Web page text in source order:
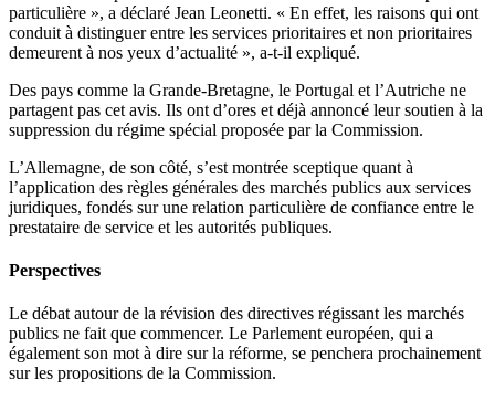
particulière », a déclaré Jean Leonetti. « En effet, les raisons qui ont
conduit à distinguer entre les services prioritaires et non prioritaires
demeurent à nos yeux d’actualité », a-t-il expliqué.
Des pays comme la Grande-Bretagne, le Portugal et l’Autriche ne
partagent pas cet avis. Ils ont d’ores et déjà annoncé leur soutien à la
suppression du régime spécial proposée par la Commission.
L’Allemagne, de son côté, s’est montrée sceptique quant à
l’application des règles générales des marchés publics aux services
juridiques, fondés sur une relation particulière de confiance entre le
prestataire de service et les autorités publiques.
Perspectives
Le débat autour de la révision des directives régissant les marchés
publics ne fait que commencer. Le Parlement européen, qui a
également son mot à dire sur la réforme, se penchera prochainement
sur les propositions de la Commission.